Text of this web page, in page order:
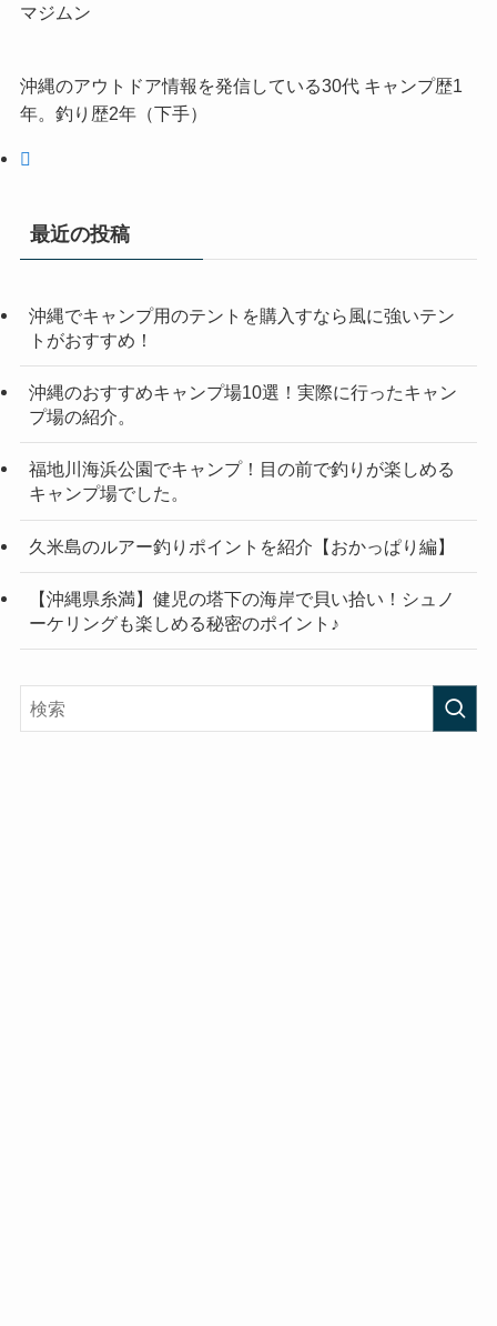
マジムン
沖縄のアウトドア情報を発信している30代 キャンプ歴1
年。釣り歴2年（下手）
最近の投稿
沖縄でキャンプ用のテントを購入すなら風に強いテン
トがおすすめ！
沖縄のおすすめキャンプ場10選！実際に行ったキャン
プ場の紹介。
福地川海浜公園でキャンプ！目の前で釣りが楽しめる
キャンプ場でした。
久米島のルアー釣りポイントを紹介【おかっぱり編】
【沖縄県糸満】健児の塔下の海岸で貝い拾い！シュノ
ーケリングも楽しめる秘密のポイント♪